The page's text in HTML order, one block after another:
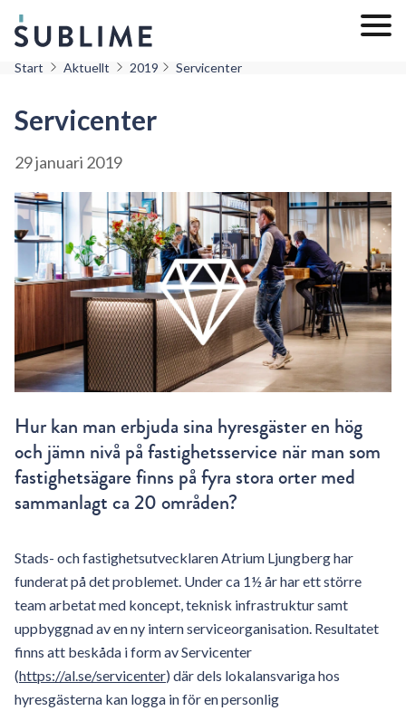
Start Aktuellt 2019 Servicenter
Servicenter
29 januari 2019
Hur kan man erbjuda sina hyresgäster en hög
och jämn nivå på fastighetsservice när man som
fastighetsägare finns på fyra stora orter med
sammanlagt ca 20 områden?
Stads- och fastighetsutvecklaren Atrium Ljungberg har
funderat på det problemet. Under ca 1½ år har ett större
team arbetat med koncept, teknisk infrastruktur samt
uppbyggnad av en ny intern serviceorganisation. Resultatet
finns att beskåda i form av Servicenter
(https://al.se/servicenter) där dels lokalansvariga hos
hyresgästerna kan logga in för en personlig